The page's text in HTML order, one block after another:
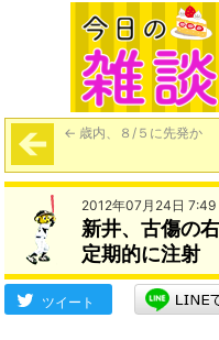
← 歳内、８/５に先発か
2012年07月24日 7:49
新井、古傷の
定期的に注射
ツイート